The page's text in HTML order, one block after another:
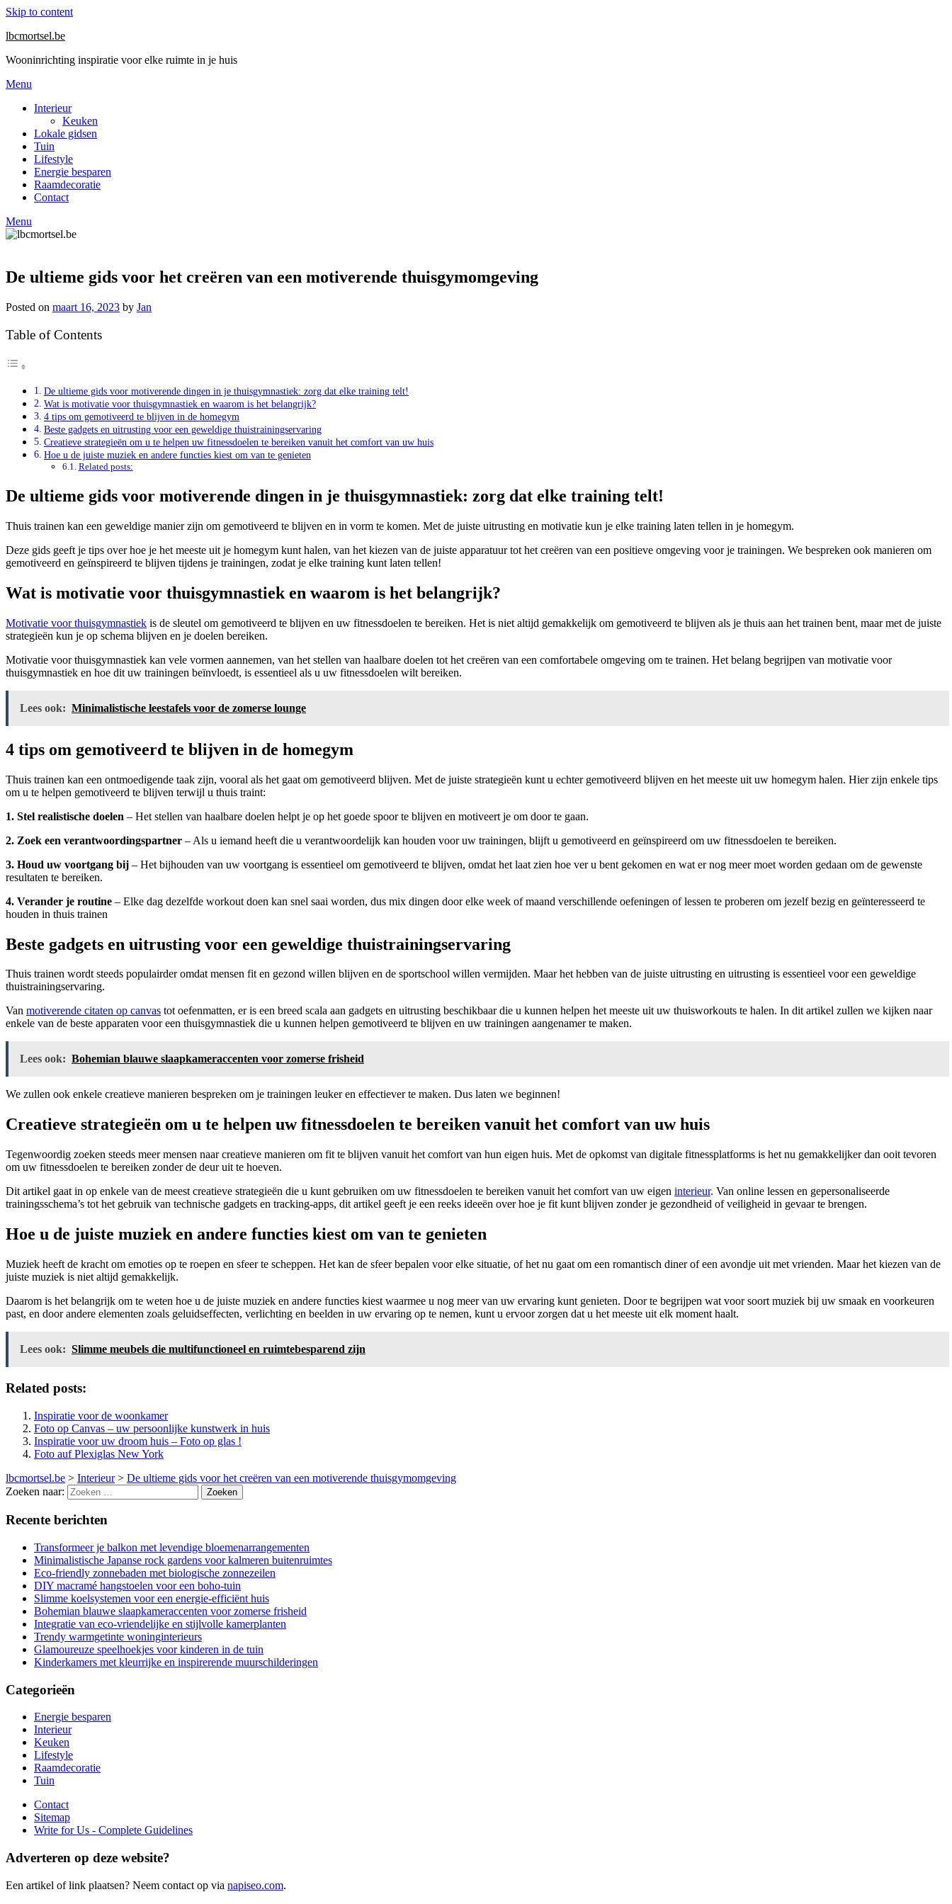
Skip to content
lbcmortsel.be
Wooninrichting inspiratie voor elke ruimte in je huis
Menu
Interieur
Keuken
Lokale gidsen
Tuin
Lifestyle
Energie besparen
Raamdecoratie
Contact
Menu
De ultieme gids voor het creëren van een motiverende thuisgymomgeving
Posted on maart 16, 2023 by Jan
Table of Contents
De ultieme gids voor motiverende dingen in je thuisgymnastiek: zorg dat elke training telt!
Wat is motivatie voor thuisgymnastiek en waarom is het belangrijk?
4 tips om gemotiveerd te blijven in de homegym
Beste gadgets en uitrusting voor een geweldige thuistrainingservaring
Creatieve strategieën om u te helpen uw fitnessdoelen te bereiken vanuit het comfort van uw huis
Hoe u de juiste muziek en andere functies kiest om van te genieten
Related posts:
De ultieme gids voor motiverende dingen in je thuisgymnastiek: zorg dat elke training telt!
Thuis trainen kan een geweldige manier zijn om gemotiveerd te blijven en in vorm te komen. Met de juiste uitrusting en motivatie kun je elke training laten tellen in je homegym.
Deze gids geeft je tips over hoe je het meeste uit je homegym kunt halen, van het kiezen van de juiste apparatuur tot het creëren van een positieve omgeving voor je trainingen. We bespreken ook manieren om
gemotiveerd en geïnspireerd te blijven tijdens je trainingen, zodat je elke training kunt laten tellen!
Wat is motivatie voor thuisgymnastiek en waarom is het belangrijk?
Motivatie voor thuisgymnastiek is de sleutel om gemotiveerd te blijven en uw fitnessdoelen te bereiken. Het is niet altijd gemakkelijk om gemotiveerd te blijven als je thuis aan het trainen bent, maar met de juiste
strategieën kun je op schema blijven en je doelen bereiken.
Motivatie voor thuisgymnastiek kan vele vormen aannemen, van het stellen van haalbare doelen tot het creëren van een comfortabele omgeving om te trainen. Het belang begrijpen van motivatie voor
thuisgymnastiek en hoe dit uw trainingen beïnvloedt, is essentieel als u uw fitnessdoelen wilt bereiken.
Lees ook: Minimalistische leestafels voor de zomerse lounge
4 tips om gemotiveerd te blijven in de homegym
Thuis trainen kan een ontmoedigende taak zijn, vooral als het gaat om gemotiveerd blijven. Met de juiste strategieën kunt u echter gemotiveerd blijven en het meeste uit uw homegym halen. Hier zijn enkele tips
om u te helpen gemotiveerd te blijven terwijl u thuis traint:
1. Stel realistische doelen – Het stellen van haalbare doelen helpt je op het goede spoor te blijven en motiveert je om door te gaan.
2. Zoek een verantwoordingspartner – Als u iemand heeft die u verantwoordelijk kan houden voor uw trainingen, blijft u gemotiveerd en geïnspireerd om uw fitnessdoelen te bereiken.
3. Houd uw voortgang bij – Het bijhouden van uw voortgang is essentieel om gemotiveerd te blijven, omdat het laat zien hoe ver u bent gekomen en wat er nog meer moet worden gedaan om de gewenste
resultaten te bereiken.
4. Verander je routine – Elke dag dezelfde workout doen kan snel saai worden, dus mix dingen door elke week of maand verschillende oefeningen of lessen te proberen om jezelf bezig en geïnteresseerd te
houden in thuis trainen
Beste gadgets en uitrusting voor een geweldige thuistrainingservaring
Thuis trainen wordt steeds populairder omdat mensen fit en gezond willen blijven en de sportschool willen vermijden. Maar het hebben van de juiste uitrusting en uitrusting is essentieel voor een geweldige
thuistrainingservaring.
Van motiverende citaten op canvas tot oefenmatten, er is een breed scala aan gadgets en uitrusting beschikbaar die u kunnen helpen het meeste uit uw thuisworkouts te halen. In dit artikel zullen we kijken naar
enkele van de beste apparaten voor een thuisgymnastiek die u kunnen helpen gemotiveerd te blijven en uw trainingen aangenamer te maken.
Lees ook: Bohemian blauwe slaapkameraccenten voor zomerse frisheid
We zullen ook enkele creatieve manieren bespreken om je trainingen leuker en effectiever te maken. Dus laten we beginnen!
Creatieve strategieën om u te helpen uw fitnessdoelen te bereiken vanuit het comfort van uw huis
Tegenwoordig zoeken steeds meer mensen naar creatieve manieren om fit te blijven vanuit het comfort van hun eigen huis. Met de opkomst van digitale fitnessplatforms is het nu gemakkelijker dan ooit tevoren
om uw fitnessdoelen te bereiken zonder de deur uit te hoeven.
Dit artikel gaat in op enkele van de meest creatieve strategieën die u kunt gebruiken om uw fitnessdoelen te bereiken vanuit het comfort van uw eigen interieur. Van online lessen en gepersonaliseerde
trainingsschema’s tot het gebruik van technische gadgets en tracking-apps, dit artikel geeft je een reeks ideeën over hoe je fit kunt blijven zonder je gezondheid of veiligheid in gevaar te brengen.
Hoe u de juiste muziek en andere functies kiest om van te genieten
Muziek heeft de kracht om emoties op te roepen en sfeer te scheppen. Het kan de sfeer bepalen voor elke situatie, of het nu gaat om een romantisch diner of een avondje uit met vrienden. Maar het kiezen van de
juiste muziek is niet altijd gemakkelijk.
Daarom is het belangrijk om te weten hoe u de juiste muziek en andere functies kiest waarmee u nog meer van uw ervaring kunt genieten. Door te begrijpen wat voor soort muziek bij uw smaak en voorkeuren
past, en door andere elementen zoals geluidseffecten, verlichting en beelden in uw ervaring op te nemen, kunt u ervoor zorgen dat u het meeste uit elk moment haalt.
Lees ook: Slimme meubels die multifunctioneel en ruimtebesparend zijn
Related posts:
Inspiratie voor de woonkamer
Foto op Canvas – uw persoonlijke kunstwerk in huis
Inspiratie voor uw droom huis – Foto op glas !
Foto auf Plexiglas New York
lbcmortsel.be > Interieur> De ultieme gids voor het creëren van een motiverende thuisgymomgeving
Zoeken naar:
Recente berichten
Transformeer je balkon met levendige bloemenarrangementen
Minimalistische Japanse rock gardens voor kalmeren buitenruimtes
Eco-friendly zonnebaden met biologische zonnezeilen
DIY macramé hangstoelen voor een boho-tuin
Slimme koelsystemen voor een energie-efficiënt huis
Bohemian blauwe slaapkameraccenten voor zomerse frisheid
Integratie van eco-vriendelijke en stijlvolle kamerplanten
Trendy warmgetinte woninginterieurs
Glamoureuze speelhoekjes voor kinderen in de tuin
Kinderkamers met kleurrijke en inspirerende muurschilderingen
Categorieën
Energie besparen
Interieur
Keuken
Lifestyle
Raamdecoratie
Tuin
Contact
Sitemap
Write for Us - Complete Guidelines
Adverteren op deze website?
Een artikel of link plaatsen? Neem contact op via napiseo.com.